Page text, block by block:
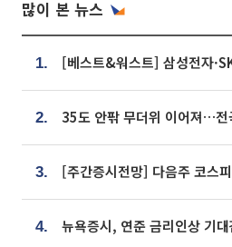
많이 본 뉴스
1.
2.
3.
4.